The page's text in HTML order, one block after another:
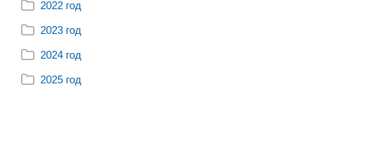
2022 год
2023 год
2024 год
2025 год